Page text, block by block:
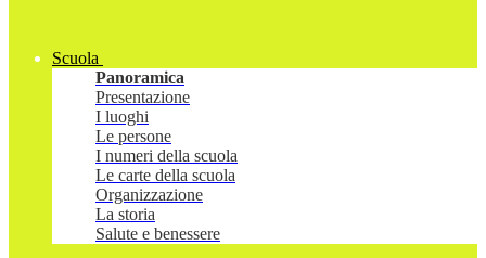
Scuola
Panoramica
Presentazione
I luoghi
Le persone
I numeri della scuola
Le carte della scuola
Organizzazione
La storia
Salute e benessere